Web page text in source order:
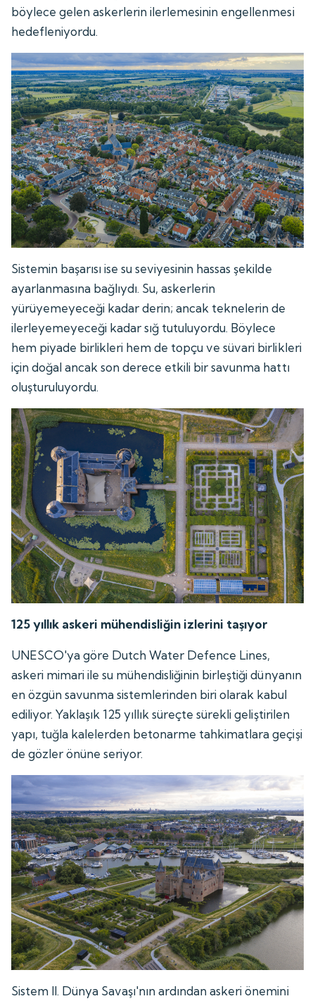
böylece gelen askerlerin ilerlemesinin engellenmesi
hedefleniyordu.
Sistemin başarısı ise su seviyesinin hassas şekilde
ayarlanmasına bağlıydı. Su, askerlerin
yürüyemeyeceği kadar derin; ancak teknelerin de
ilerleyemeyeceği kadar sığ tutuluyordu. Böylece
hem piyade birlikleri hem de topçu ve süvari birlikleri
için doğal ancak son derece etkili bir savunma hattı
oluşturuluyordu.
125 yıllık askeri mühendisliğin izlerini taşıyor
UNESCO'ya göre Dutch Water Defence Lines,
askeri mimari ile su mühendisliğinin birleştiği dünyanın
en özgün savunma sistemlerinden biri olarak kabul
ediliyor. Yaklaşık 125 yıllık süreçte sürekli geliştirilen
yapı, tuğla kalelerden betonarme tahkimatlara geçişi
de gözler önüne seriyor.
Sistem II. Dünya Savaşı'nın ardından askeri önemini